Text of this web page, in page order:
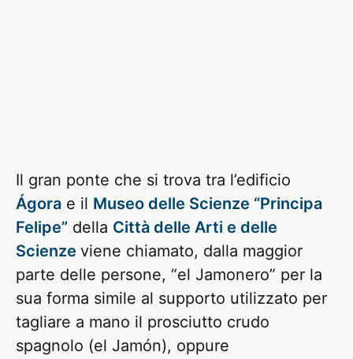
Il gran ponte che si trova tra l’edificio
Ágora e il Museo delle Scienze “Principa
Felipe” della Città delle Arti e delle
Scienze viene chiamato, dalla maggior
parte delle persone, “el Jamonero” per la
sua forma simile al supporto utilizzato per
tagliare a mano il prosciutto crudo
spagnolo (el Jamón), oppure